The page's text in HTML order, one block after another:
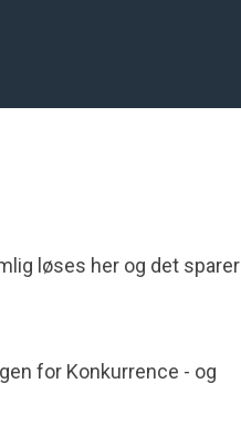
løses her og det sparer
for Konkurrence - og